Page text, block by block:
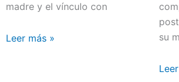
madre y el vínculo con
Leer más »
su